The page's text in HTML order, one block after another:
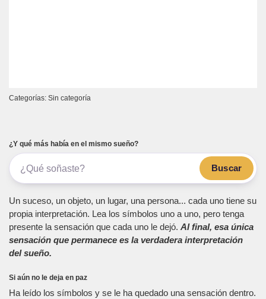
Categorías: Sin categoría
¿Y qué más había en el mismo sueño?
Buscar
Un suceso, un objeto, un lugar, una persona... cada uno tiene su
propia interpretación. Lea los símbolos uno a uno, pero tenga
presente la sensación que cada uno le dejó. Al final, esa única
sensación que permanece es la verdadera interpretación
del sueño.
Si aún no le deja en paz
Ha leído los símbolos y se le ha quedado una sensación dentro.